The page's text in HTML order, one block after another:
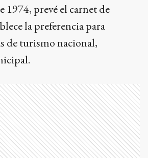
1974, prevé el carnet de
la preferencia para
de turismo nacional,